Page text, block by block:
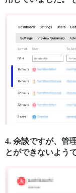
4. 余談ですが、管
とができないようで